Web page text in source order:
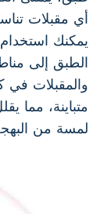
أي مقبلات
يمكنك استخدام
الطبق إلى
والمقبلات في
متباينة، مما
لمسة من